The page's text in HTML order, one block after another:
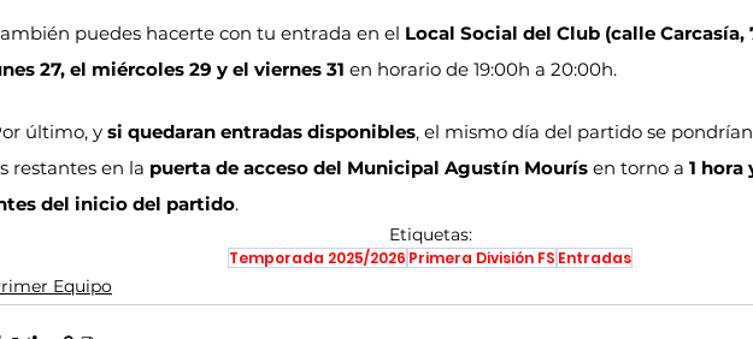
puedes hacerte con tu entrada en el Local Social del Club (calle Carcasía,
27, el miércoles 29 y el viernes 31 en horario de 19:00h a 20:00h.
último, y si quedaran entradas disponibles, el mismo día del partido se
restantes en la puerta de acceso del Municipal Agustín Mourís en torno a 1 hora
del inicio del partido.
Etiquetas:
Temporada 2025/2026 Primera División FS Entradas
Equipo